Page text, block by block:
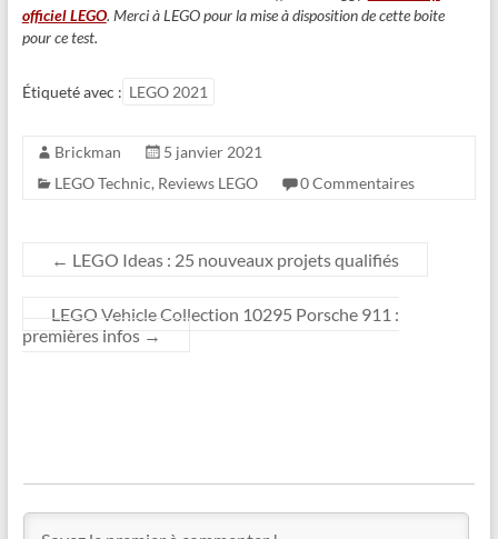
officiel LEGO. Merci à LEGO pour la mise à disposition de cette boite
pour ce test.
Étiqueté avec : LEGO 2021
Brickman
5 janvier 2021
LEGO Technic, Reviews LEGO 0 Commentaires
← LEGO Ideas : 25 nouveaux projets qualifiés
LEGO Vehicle Collection 10295 Porsche 911 :
premières infos →